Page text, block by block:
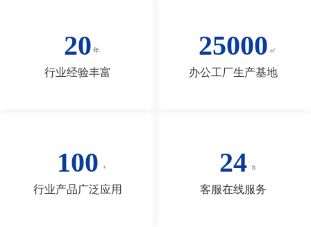
20
行业经验丰富
25000
办公工厂生产基地
100
行业产品广泛应用
24
客服在线服务